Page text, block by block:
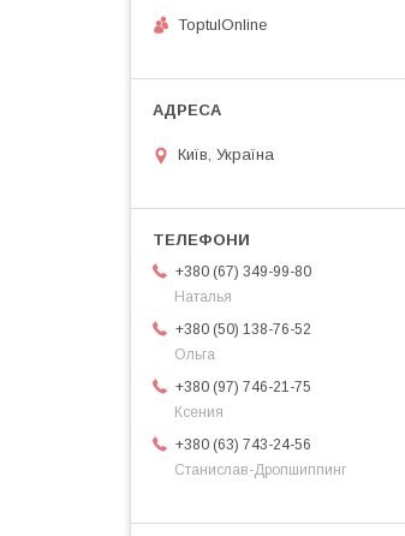
ToptulOnline
Київ, Україна
+380 (67) 349-99-80
Наталья
+380 (50) 138-76-52
Ольга
+380 (97) 746-21-75
Ксения
+380 (63) 743-24-56
Станислав-Дропшиппинг